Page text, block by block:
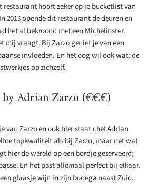
restaurant hoort zeker op je bucketlist van
2013 opende dit restaurant de deuren en
het al bekroond met een Michelinster.
mij vraagt. Bij Zarzo geniet je van een
invloeden. En het oog wil ook wat: de
op zichzelf.
by Adrian Zarzo (€€€)
van Zarzo en ook hier staat chef Adrian
topkwaliteit als bij Zarzo, maar net wat
hier de wereld op een bordje geserveerd;
En het past allemaal perfect bij elkaar.
glaasje wijn in zijn bodega naast Zuid.